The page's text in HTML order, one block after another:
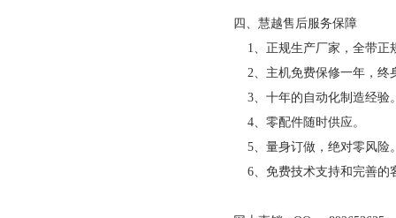
四、慧越售后服务保障
1、正规生产厂家，全带正
2、主机免费保修一年，终
3、十年的自动化制造经验
4、零配件随时供应。
5、量身订做，绝对零风险
6、免费技术支持和完善的